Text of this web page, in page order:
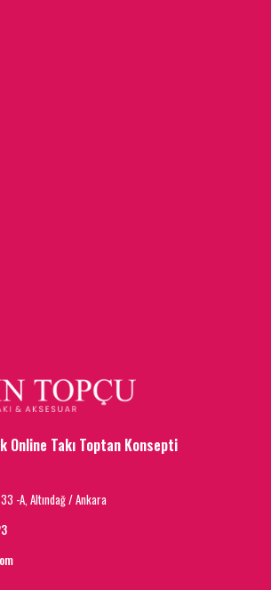
Online Takı Toptan Konsepti
-A, Altındağ / Ankara